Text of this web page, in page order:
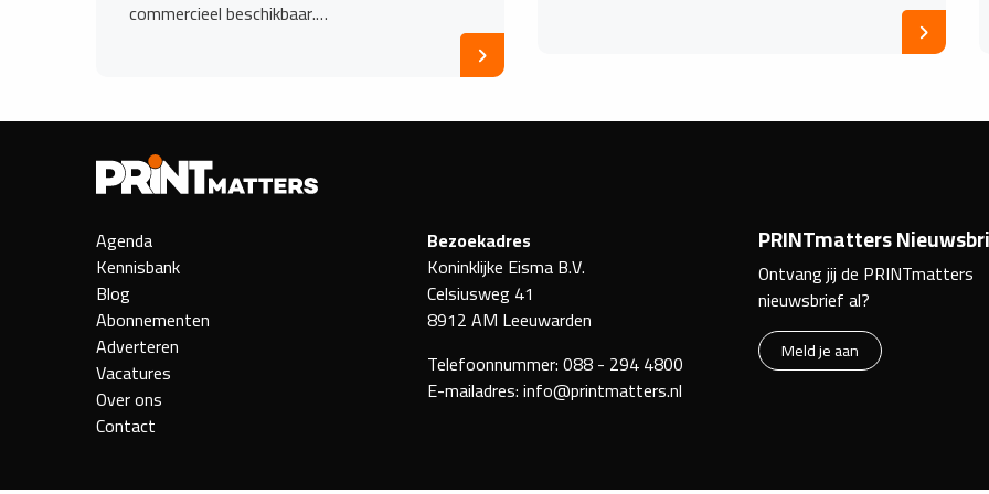
commercieel beschikbaar.…
Agenda
Kennisbank
Blog
Abonnementen
Adverteren
Vacatures
Over ons
Contact
Bezoekadres
Koninklijke Eisma B.V.
Celsiusweg 41
8912 AM Leeuwarden
Telefoonnummer:088 - 294 4800
E-mailadres:info@printmatters.nl
PRINTmatters
Ontvang jij de PRINTmatters
nieuwsbrief al?
Meld je aan